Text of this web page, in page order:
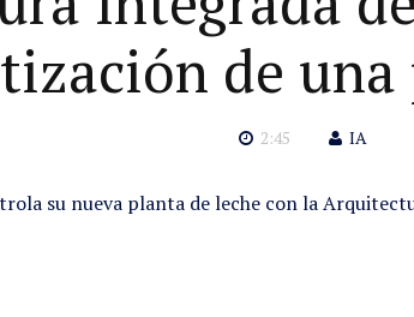
de una
2:45 IA
su nueva planta de leche con la